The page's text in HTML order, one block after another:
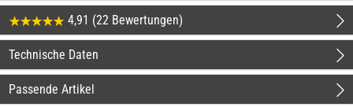
4,91 (22 Bewertungen)
Technische Daten
Passende Artikel